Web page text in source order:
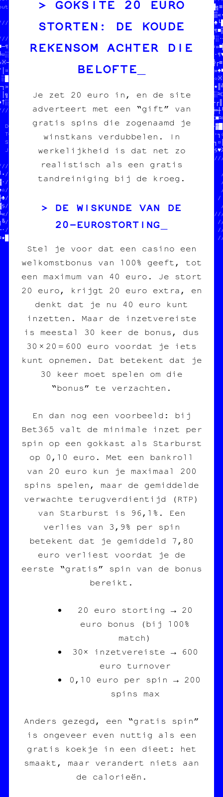
pour l'image imprimée  //            /////////////////
//$$$  DU POGNON  $$$      ///
POUR COPIE CARBONE ASBL  ///
///////////////////////////////                    ///
/////////////////////////
JEAN-CHAT ET MOOMIN      /////////////////////////
ONT MANGÉ TOUS LES SO///Y////////////////////////////
EN CROQUETTES        7/  9#\         /J            //
HELP HELP            O3  KGOGBYN&B4Y6@/on          //
%5  TONX$V|TO3  G/            //
▒└//█/‡/┌/░┘‡╚┼//////5@@T% XERCY +NSOle darkweb  //
T NEA&2+H£=   6Y            //
//     4  X L€  ////////////////
•○//  DONNE-@T₿S/P//1/N1£//K5X    //
//═☆//  TON POGNON  //age imprimée  //
NOUS  //§«//  STP MERCI   //              //
POGNON  //▓╬//  JEAN-CHAT   //////////////////
MERCI   //╚‡//              ☆/
CHAT   //║¤///♠///·//////·///
//
≈╬·╗╚█─¤╗║¶▒┐•≈★╔┼▒♣☆♣«//              //
«╔▓«§≈♠╚┼○//  DONNE-NOUS  //n's
//·♥╗★└□○┌│║//  TON POGNON  //
on fait des pin's    //●†§»▓└♠■†■//  STP MERCI   //tales
des affiches         /////////┘╗─//  JEAN-CHAT   //       /
des cartes postales  //     //♠□§//              //
des posters          //OUS
//NON  //
CI   //  $$$  DU POGNON  $$$
JEAN-CHAT   //  POUR COPIE CARBONE ASBL
STORTEN: DE KOUDE
REKENSOM ACHTER DIE
BELOFTE
Je zet 20 euro in, en de site
adverteert met een “gift” van
gratis spins die zogenaamd je
winstkans verdubbelen. In
werkelijkheid is dat net zo
realistisch als een gratis
tandreiniging bij de kroeg.
DE WISKUNDE VAN DE
20‑EUROSTORTING
Stel je voor dat een casino een
welkomstbonus van 100% geeft, tot
een maximum van 40 euro. Je stort
20 euro, krijgt 20 euro extra, en
denkt dat je nu 40 euro kunt
inzetten. Maar de inzetvereiste
is meestal 30 keer de bonus, dus
30 × 20 = 600 euro voordat je iets
kunt opnemen. Dat betekent dat je
30 keer moet spelen om die
“bonus” te verzachten.
En dan nog een voorbeeld: bij
Bet365 valt de minimale inzet per
spin op een gokkast als Starburst
op 0,10 euro. Met een bankroll
van 20 euro kun je maximaal 200
spins spelen, maar de gemiddelde
verwachte terugverdientijd (RTP)
van Starburst is 96,1%. Een
verlies van 3,9% per spin
betekent dat je gemiddeld 7,80
euro verliest voordat je de
eerste “gratis” spin van de bonus
bereikt.
20 euro storting → 20
euro bonus (bij 100%
match)
30× inzetvereiste → 600
euro turnover
0,10 euro per spin → 200
spins max
Anders gezegd, een “gratis spin”
is ongeveer even nuttig als een
gratis koekje in een dieet: het
smaakt, maar verandert niets aan
de calorieën.